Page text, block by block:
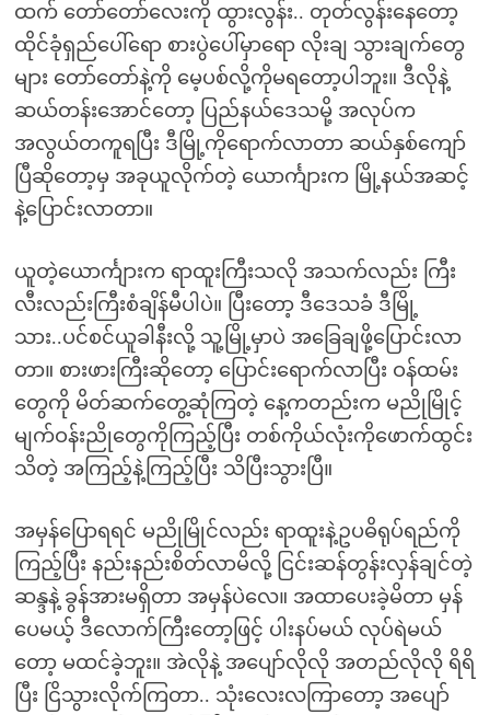
ထက် တော်တော်လေးကို ထွားလွန်း.. တုတ်လွန်းနေတော့
ထိုင်ခုံရှည်ပေါ်ရော စားပွဲပေါ်မှာရော လိုးချ သွားချက်တွေ
များ တော်တော်နဲ့ကို မေ့ပစ်လို့ကိုမရတော့ပါဘူး။ ဒီလိုနဲ့
ဆယ်တန်းအောင်တော့ ပြည်နယ်ဒေသမို့ အလုပ်က
အလွယ်တကူရပြီး ဒီမြို့ကိုရောက်လာတာ ဆယ်နှစ်ကျော်
ပြီဆိုတော့မှ အခုယူလိုက်တဲ့ ယောင်္ကျားက မြို့နယ်အဆင့်
နဲ့ပြောင်းလာတာ။
ယူတဲ့ယောင်္ကျားက ရာထူးကြီးသလို အသက်လည်း ကြီး
လီးလည်းကြီးစံချိန်မီပါပဲ။ ပြီးတော့ ဒီဒေသခံ ဒီမြို့
သား..ပင်စင်ယူခါနီးလို့ သူ့မြို့မှာပဲ အခြေချဖို့ပြောင်းလာ
တာ။ စားဖားကြီးဆိုတော့ ပြောင်းရောက်လာပြီး ဝန်ထမ်း
တွေကို မိတ်ဆက်တွေ့ဆုံကြတဲ့ နေ့ကတည်းက မညိုမြိုင့်
မျက်ဝန်းညိုတွေကိုကြည့်ပြီး တစ်ကိုယ်လုံးကိုဖောက်ထွင်း
သိတဲ့ အကြည့်နဲ့ကြည့်ပြီး သိပြီးသွားပြီ။
အမှန်ပြောရရင် မညိုမြိုင်လည်း ရာထူးနဲ့ဥပဓိရုပ်ရည်ကို
ကြည့်ပြီး နည်းနည်းစိတ်လာမိလို့ ငြင်းဆန်တွန်းလှန်ချင်တဲ့
ဆန္ဒနဲ့ ခွန်အားမရှိတာ အမှန်ပဲလေ။ အထာပေးခဲ့မိတာ မှန်
ပေမယ့် ဒီလောက်ကြီးတော့ဖြင့် ပါးနပ်မယ် လုပ်ရဲမယ်
တော့ မထင်ခဲ့ဘူး။ အဲလိုနဲ့ အပျော်လိုလို အတည်လိုလို ရိရိ
ပြီး ငြိသွားလိုက်ကြတာ.. သုံးလေးလကြာတော့ အပျော်